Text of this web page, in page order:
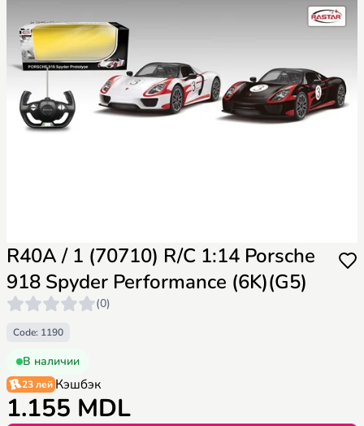
R40A / 1 (70710) R/C 1:14 Porsche
918 Spyder Performance (6K)(G5)
(0)
Code: 1190
В наличии
23 лей Кэшбэк
1.155 MDL